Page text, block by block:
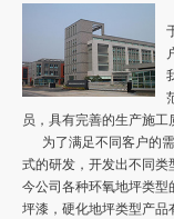
员，具有完善的生产施工
为了满足不同客户的需
式的研发，开发出不同
今公司各种环氧地坪类
坪漆，硬化地坪类型产品